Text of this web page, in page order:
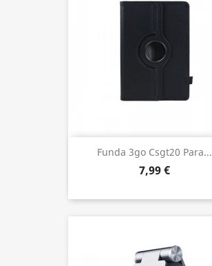
Funda 3go Csgt20 Para...
7,99 €